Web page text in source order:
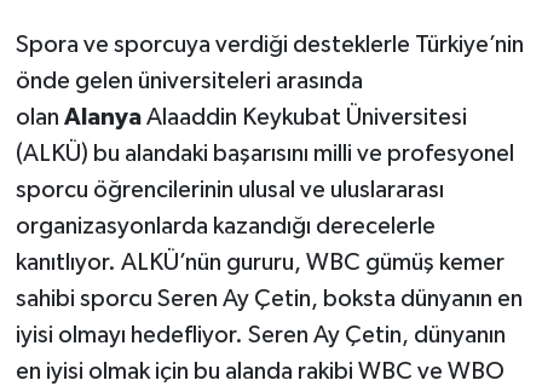
Spora ve sporcuya verdiği desteklerle Türkiye’nin
önde gelen üniversiteleri arasında
olan AlanyaAlaaddin Keykubat Üniversitesi
(ALKÜ) bu alandaki başarısını milli ve profesyonel
sporcu öğrencilerinin ulusal ve uluslararası
organizasyonlarda kazandığı derecelerle
kanıtlıyor. ALKÜ’nün gururu, WBC gümüş kemer
sahibi sporcu Seren Ay Çetin, boksta dünyanın en
iyisi olmayı hedefliyor. Seren Ay Çetin, dünyanın
en iyisi olmak için bu alanda rakibi WBC ve WBO